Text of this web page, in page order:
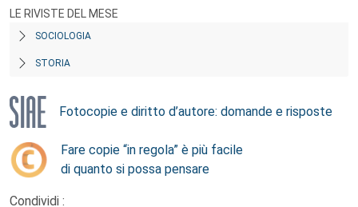
LE RIVISTE DEL MESE
SOCIOLOGIA
STORIA
Fotocopie e diritto d’autore: domande e risposte
Fare copie “in regola” è più facile
di quanto si possa pensare
Condividi :